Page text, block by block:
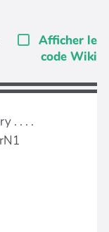
Afficher le
code Wiki